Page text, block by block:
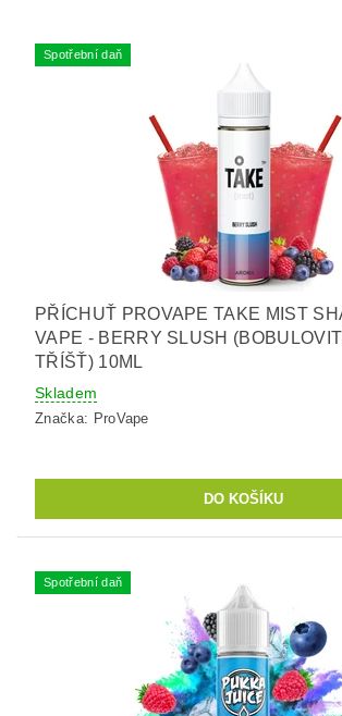
Spotřební daň
PŘÍCHUŤ PROVAPE TAKE MIST
VAPE - BERRY SLUSH
TŘÍŠŤ) 10ML
Skladem
Značka: ProVape
Spotřební daň